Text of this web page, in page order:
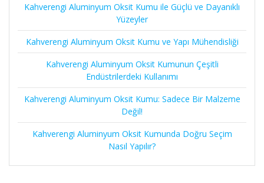
Kahverengi Aluminyum Oksit Kumu ile Güçlü ve Dayanıklı
Yüzeyler
Kahverengi Aluminyum Oksit Kumu ve Yapı Mühendisliği
Kahverengi Aluminyum Oksit Kumunun Çeşitli
Endüstrilerdeki Kullanımı
Kahverengi Aluminyum Oksit Kumu: Sadece Bir Malzeme
Değil!
Kahverengi Aluminyum Oksit Kumunda Doğru Seçim
Nasıl Yapılır?